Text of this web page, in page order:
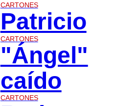
CARTONES
Patricio
CARTONES
"Ángel"
caído
CARTONES